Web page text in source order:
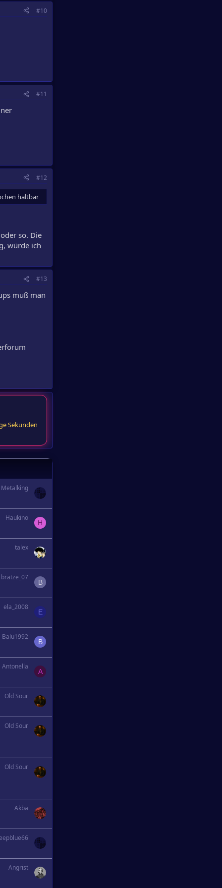
#10
#11
#12
haltbar
so. Die
würde ich
#13
muß man
Sekunden
Metalking
Haukino
H
talex
bratze_07
B
ela_2008
E
Balu1992
B
Antonella
A
Old Sour
Old Sour
Old Sour
Akba
Angrist